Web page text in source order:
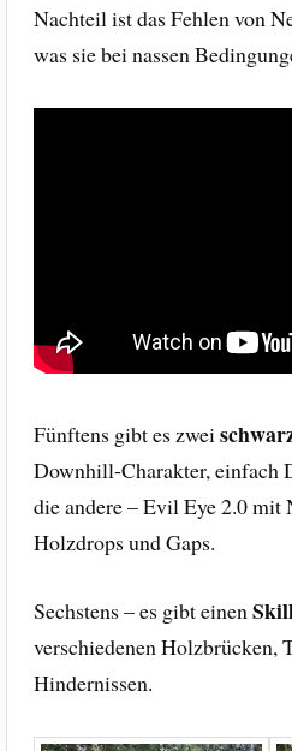
Nachteil ist das Fehlen von
was sie bei nassen
Fünftens gibt es zwei
Downhill-Charakter, einfach
die andere – Evil Eye 2.0 mit
Holzdrops und Gaps.
Sechstens – es gibt einen
verschiedenen Holzbrücken,
Hindernissen.